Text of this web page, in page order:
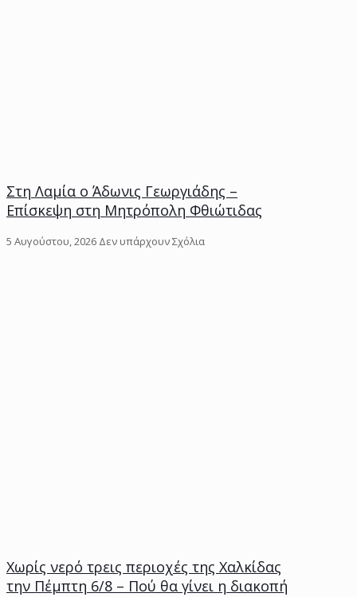
Στη Λαμία ο Άδωνις Γεωργιάδης –
Επίσκεψη στη Μητρόπολη Φθιώτιδας
5 Αυγούστου, 2026 Δεν υπάρχουν Σχόλια
Χωρίς νερό τρεις περιοχές της Χαλκίδας
την Πέμπτη 6/8 – Πού θα γίνει η διακοπή